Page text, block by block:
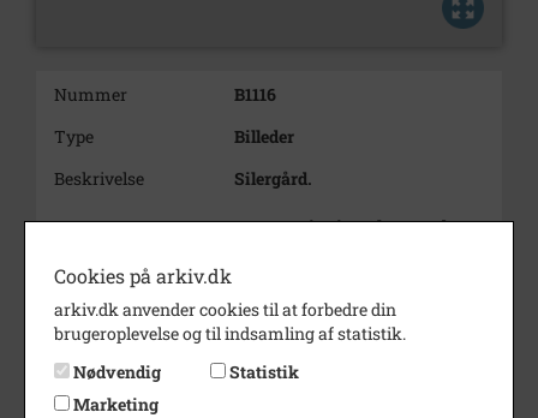
Nummer
B1116
Type
Billeder
Beskrivelse
Silergård.
Lars og Kirstine Olsen med
Bemærkning
Kopi haves: B 1117.
Periode
Dateringsnote
Cookies på arkiv.dk
arkiv.dk anvender cookies til at forbedre din
brugeroplevelse og til indsamling af statistik.
Nødvendig
Statistik
Marketing